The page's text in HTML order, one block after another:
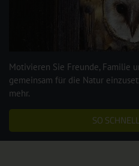
Motivieren Sie Freunde, Familie
gemeinsam für die Natur
mehr.
SO